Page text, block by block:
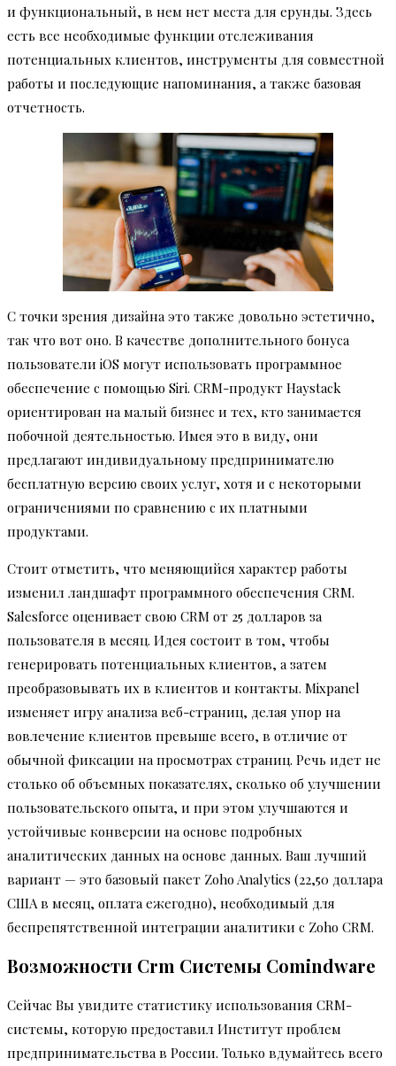
и функциональный, в нем нет места для ерунды. Здесь
есть все необходимые функции отслеживания
потенциальных клиентов, инструменты для совместной
работы и последующие напоминания, а также базовая
отчетность.
С точки зрения дизайна это также довольно эстетично,
так что вот оно. В качестве дополнительного бонуса
пользователи iOS могут использовать программное
обеспечение с помощью Siri. CRM-продукт Haystack
ориентирован на малый бизнес и тех, кто занимается
побочной деятельностью. Имея это в виду, они
предлагают индивидуальному предпринимателю
бесплатную версию своих услуг, хотя и с некоторыми
ограничениями по сравнению с их платными
продуктами.
Стоит отметить, что меняющийся характер работы
изменил ландшафт программного обеспечения CRM.
Salesforce оценивает свою CRM от 25 долларов за
пользователя в месяц. Идея состоит в том, чтобы
генерировать потенциальных клиентов, а затем
преобразовывать их в клиентов и контакты. Mixpanel
изменяет игру анализа веб-страниц, делая упор на
вовлечение клиентов превыше всего, в отличие от
обычной фиксации на просмотрах страниц. Речь идет не
столько об объемных показателях, сколько об улучшении
пользовательского опыта, и при этом улучшаются и
устойчивые конверсии на основе подробных
аналитических данных на основе данных. Ваш лучший
вариант — это базовый пакет Zoho Analytics (22,50 доллара
США в месяц, оплата ежегодно), необходимый для
беспрепятственной интеграции аналитики с Zoho CRM.
Возможности Crm Системы Comindware
Сейчас Вы увидите статистику использования CRM-
системы, которую предоставил Институт проблем
предпринимательства в России. Только вдумайтесь всего